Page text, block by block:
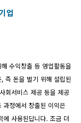
업
수익창출 등 영업활동을
즉 돈을 벌기 위해 설립된
회서비스 제공 등을 제공
정에서 창출된 이익은
에 사용된답니다. 조금 더